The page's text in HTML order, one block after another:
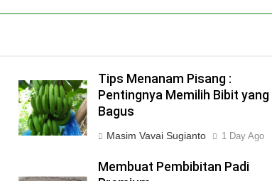
Tips Menanam Pisang :
Pentingnya Memilih Bibit yang
Bagus
Masim Vavai Sugianto 1 Day Ago
Membuat Pembibitan Padi